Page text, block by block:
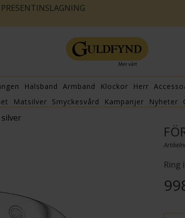
PRESENTINSLAGNING
Halsband Armband Klockor Herr
Matsilver Smyckesvård Kampanjer Nyheter
Ring